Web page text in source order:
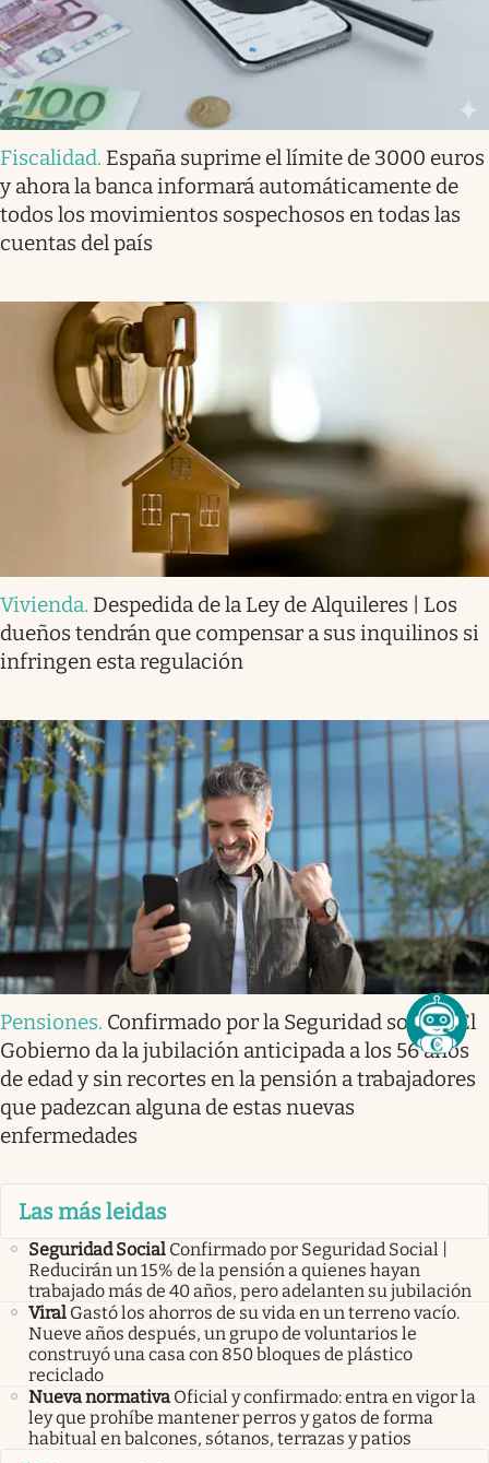
Fiscalidad. España suprime el límite de 3000 euros
y ahora la banca informará automáticamente de
todos los movimientos sospechosos en todas las
cuentas del país
Vivienda. Despedida de la Ley de Alquileres | Los
dueños tendrán que compensar a sus inquilinos si
infringen esta regulación
Pensiones. Confirmado por la Seguridad social | El
Gobierno da la jubilación anticipada a los 56 años
de edad y sin recortes en la pensión a trabajadores
que padezcan alguna de estas nuevas
enfermedades
Las más leidas
Seguridad Social Confirmado por Seguridad Social |
Reducirán un 15% de la pensión a quienes hayan
trabajado más de 40 años, pero adelanten su jubilación
Viral Gastó los ahorros de su vida en un terreno vacío.
Nueve años después, un grupo de voluntarios le
construyó una casa con 850 bloques de plástico
reciclado
Nueva normativa Oficial y confirmado: entra en vigor la
ley que prohíbe mantener perros y gatos de forma
habitual en balcones, sótanos, terrazas y patios